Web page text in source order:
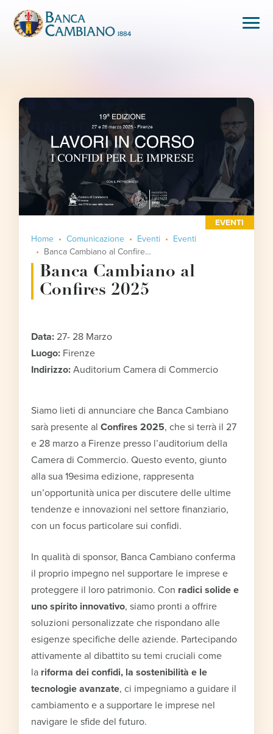
Home Comunicazione Eventi
Eventi
Banca Cambiano al Confires 2025
Banca Cambiano al
Confires 2025
EVENTI
Data: 27- 28 Marzo
Luogo: Firenze
Indirizzo: Auditorium Camera di Commercio
Siamo lieti di annunciare che Banca Cambiano
sarà presente alConfires 2025, che si terrà il 27
e 28 marzo a Firenze presso l’auditorium della
Camera di Commercio. Questo evento, giunto
alla sua 19esima edizione, rappresenta
un’opportunità unica per discutere delle ultime
tendenze e innovazioni nel settore finanziario,
con un focus particolare sui confidi.
In qualità di sponsor, Banca Cambiano conferma
il proprio impegno nel supportare le imprese e
proteggere il loro patrimonio. Con radici solide e
uno spirito innovativo, siamo pronti a offrire
soluzioni personalizzate che rispondano alle
esigenze specifiche delle aziende. Partecipando
attivamente al dibattito su temi cruciali come
la riforma dei confidi, la sostenibilità e le
tecnologie avanzate, ci impegniamo a guidare il
cambiamento e a supportare le imprese nel
navigare le sfide del futuro.